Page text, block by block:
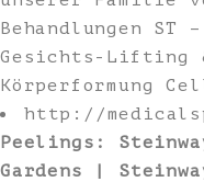
Behandlungen ST
Gesichts-Lifting
Körperformung
http://
Peelings:
Gardens |